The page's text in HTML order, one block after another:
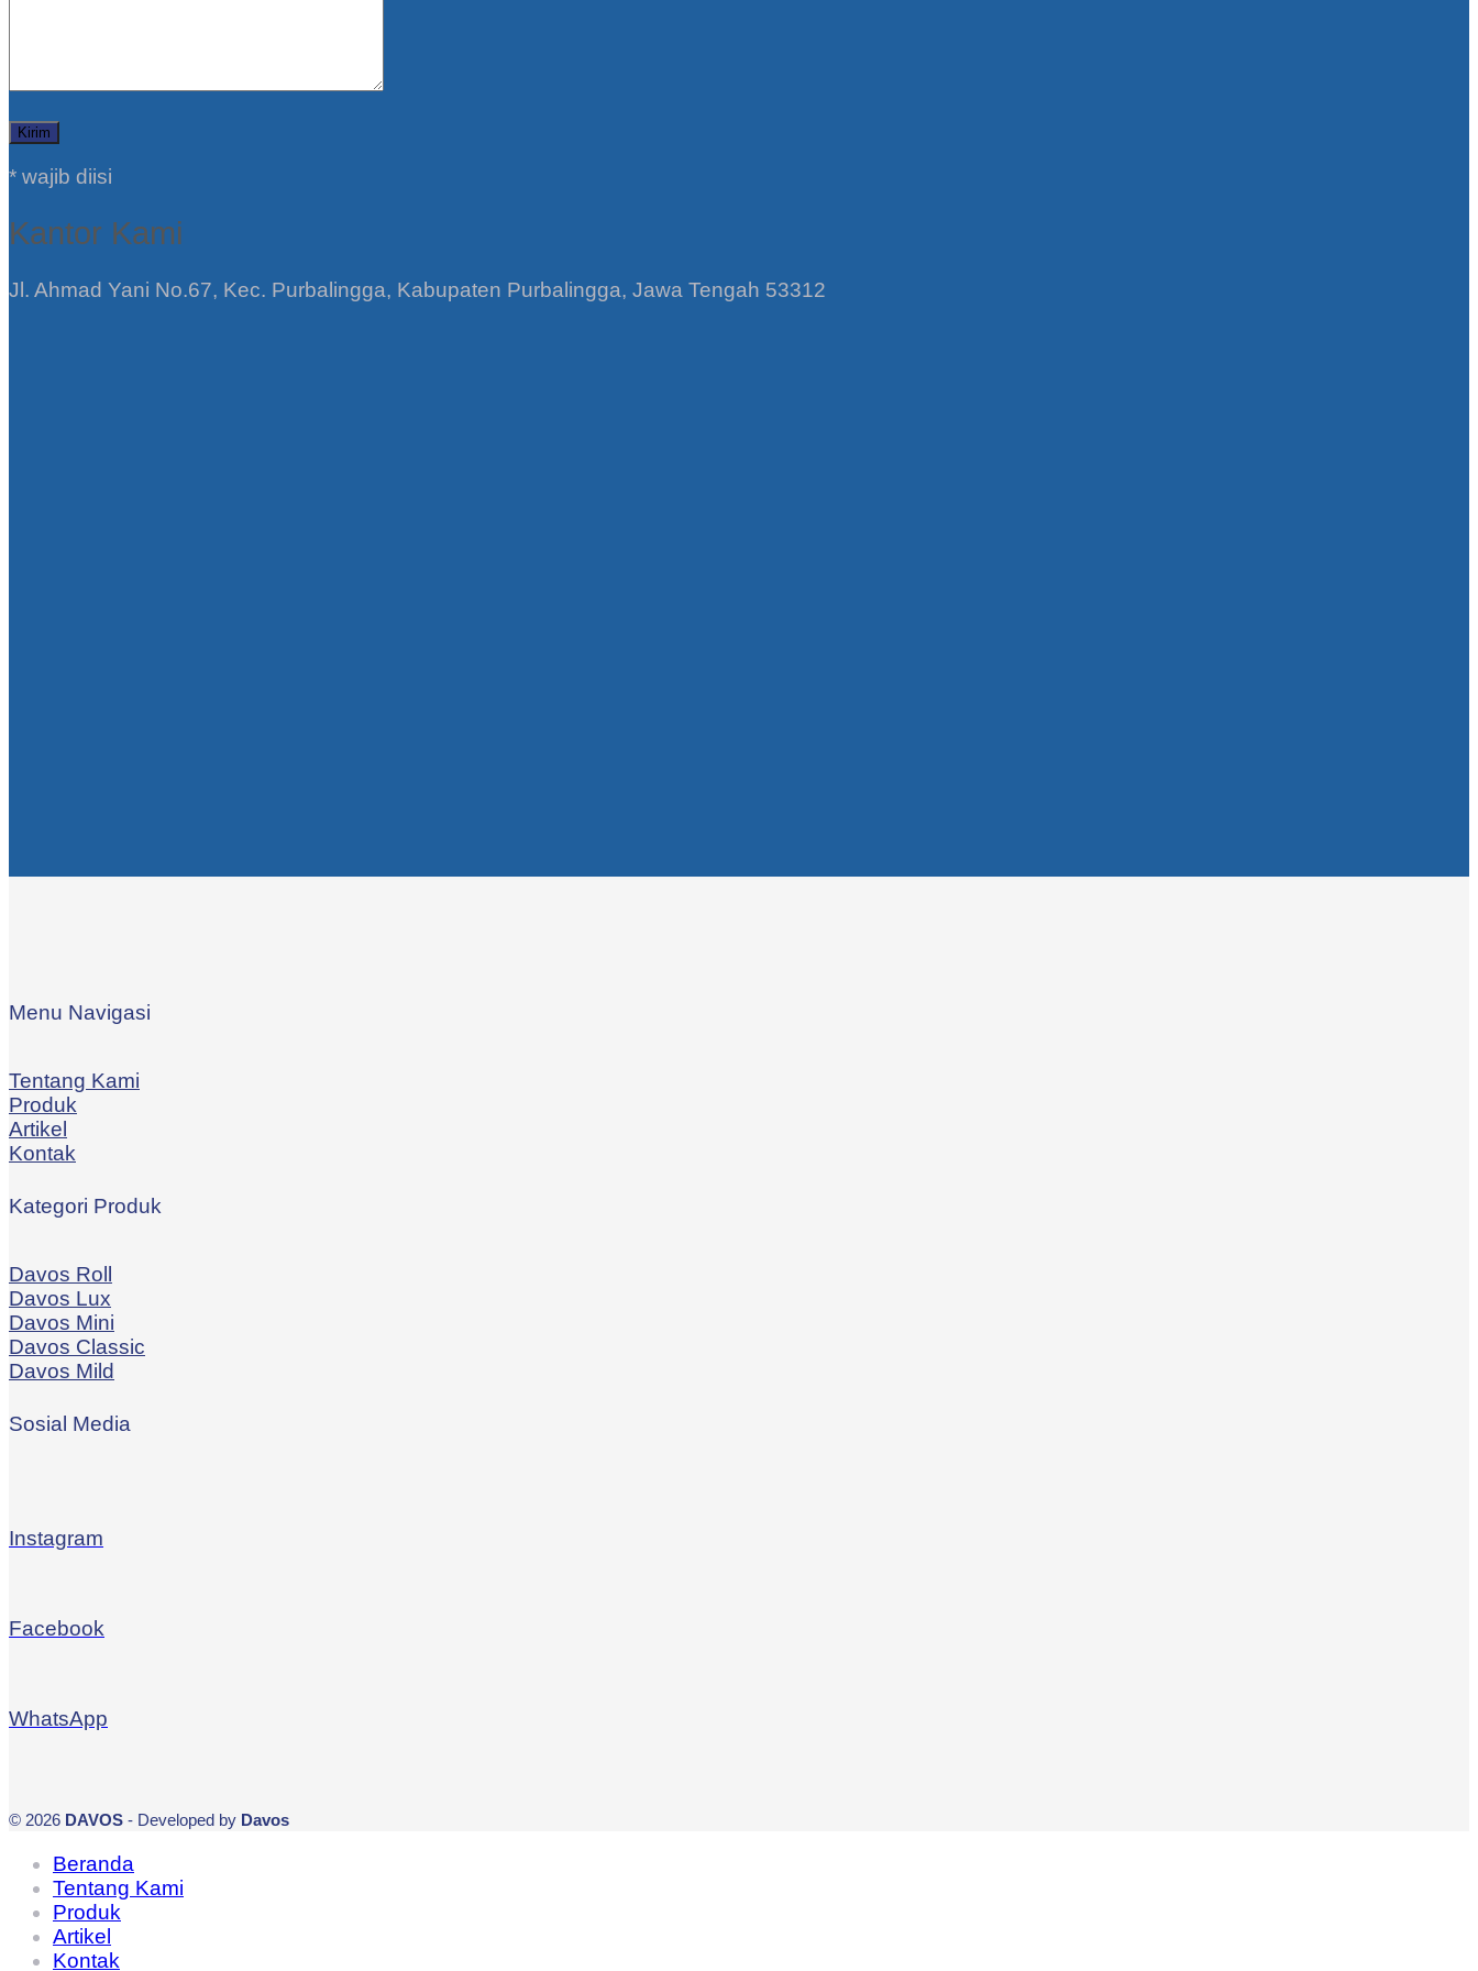
* wajib diisi
Kantor Kami
Jl. Ahmad Yani No.67, Kec. Purbalingga, Kabupaten Purbalingga, Jawa Tengah 53312
Menu Navigasi
Tentang Kami
Produk
Artikel
Kontak
Kategori Produk
Davos Roll
Davos Lux
Davos Mini
Davos Classic
Davos Mild
Sosial Media
Instagram
Facebook
WhatsApp
© 2026 DAVOS - Developed by Davos
Beranda
Tentang Kami
Produk
Artikel
Kontak